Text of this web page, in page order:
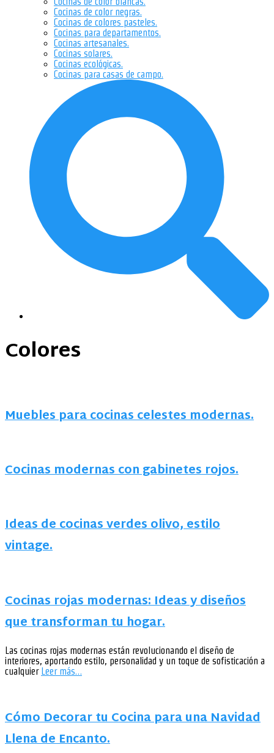
Cocinas de color negras.
Cocinas de colores pasteles.
Cocinas para departamentos.
Cocinas artesanales.
Cocinas solares.
Cocinas ecológicas.
Cocinas para casas de campo.
Colores
Muebles para cocinas celestes modernas.
Cocinas modernas con gabinetes rojos.
Ideas de cocinas verdes olivo, estilo
vintage.
Cocinas rojas modernas: Ideas y diseños
que transforman tu hogar.
Las cocinas rojas modernas están revolucionando el diseño de
interiores, aportando estilo, personalidad y un toque de sofisticación a
cualquier Leer más…
Cómo Decorar tu Cocina para una Navidad
Llena de Encanto.